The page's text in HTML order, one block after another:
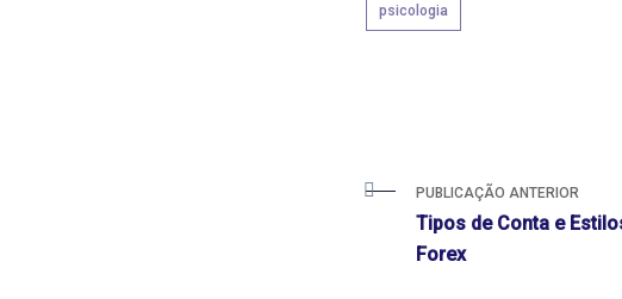
psicologia
PUBLICAÇÃO ANTERIOR
Tipos de Conta e
Forex